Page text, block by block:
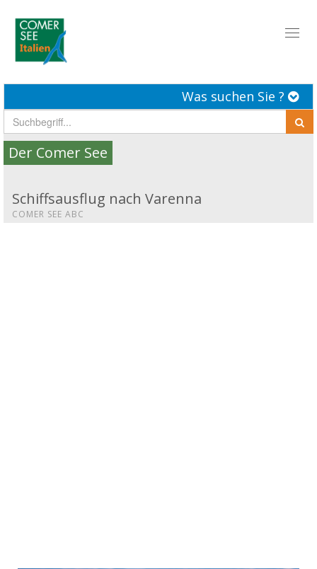
Was suchen Sie ?
Der Comer See
Schiffsausflug nach Varenna
COMER SEE ABC